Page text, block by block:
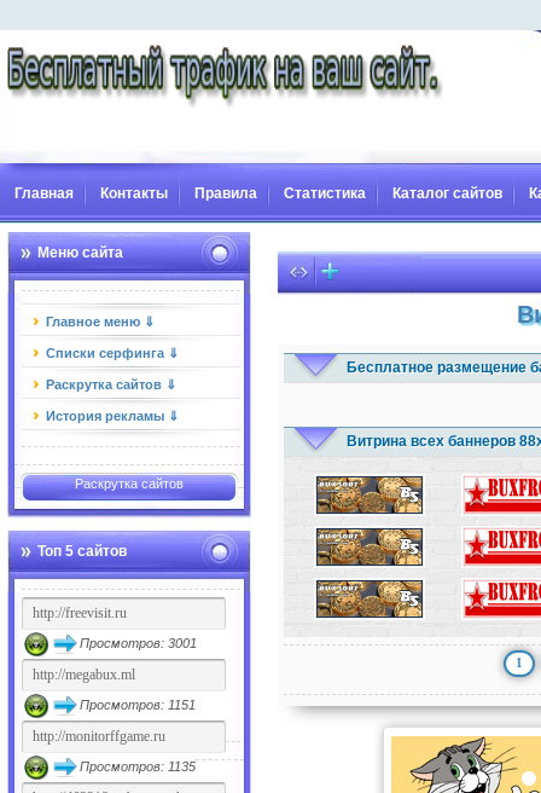
Главная Контакты Правила Статистика Каталог сайтов
Меню сайта
Главное меню ⇓
Списки серфинга ⇓
Раскрутка сайтов ⇓
История рекламы ⇓
Раскрутка сайтов
Топ 5 сайтов
Просмотров: 3001
Просмотров: 1151
Просмотров: 1135
Бесплатное размещение
Витрина всех баннеров
1